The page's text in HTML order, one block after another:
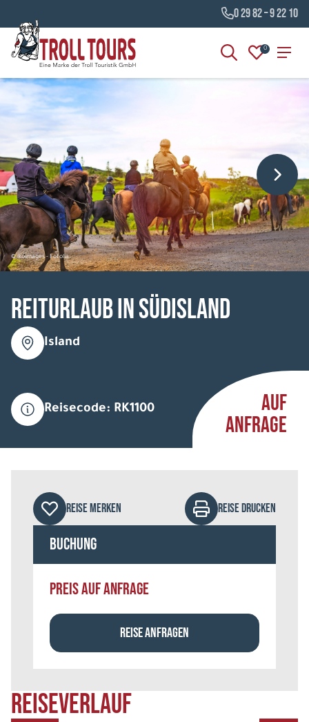
0 29 82 – 9 22 10
0
© lkoimages - Fotolia
Reiturlaub in Südisland
Island
Reisecode: RK1100
AUF
ANFRAGE
REISEVERLAUF
REISE MERKEN REISE DRUCKEN
Buchung
PREIS AUF ANFRAGE
REISE ANFRAGEN